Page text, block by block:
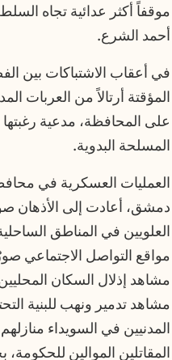
موقفاً أكثر عدائية تجاه
أحمد الشرع.
في أعقاب الاشتباكات بين
المؤقتة أرتالاً من
على المحافظة، مدعية
المسلحة البدوية.
العمليات العسكرية في
دمشق، أعادت إلى الأذهان
العلويين في المناطق
مواقع التواصل الاجتماعي
مشاهد إذلال السكان
مشاهد تدمير ونهب للبنية
المدنيين في السويداء
المقاتلين الموالين